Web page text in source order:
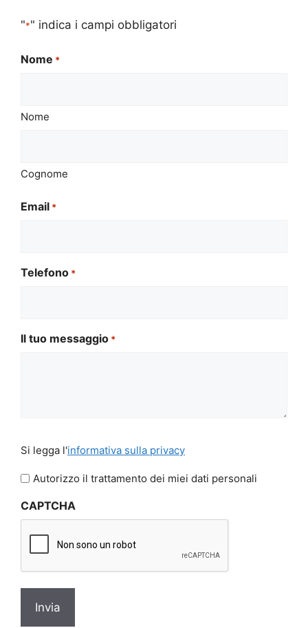
"*" indica i campi obbligatori
Nome *
Nome
Cognome
Email *
Telefono *
Il tuo messaggio *
legga
l'informativa
privacy
Si legga l'informativa sulla privacy
Autorizzo il trattamento dei miei dati personali
CAPTCHA